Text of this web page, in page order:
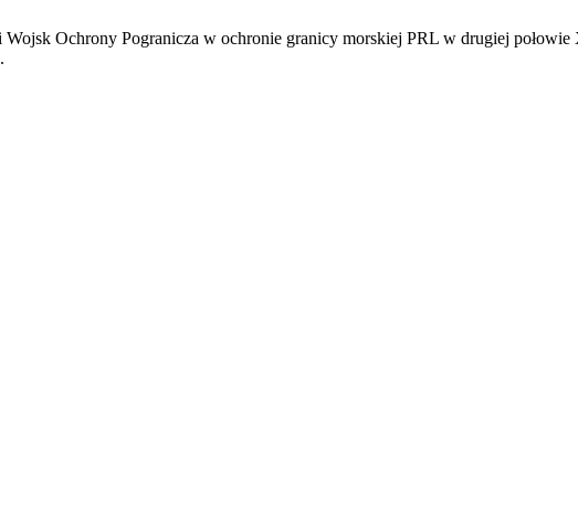
Ochrony Pogranicza w ochronie granicy morskiej PRL w drugiej